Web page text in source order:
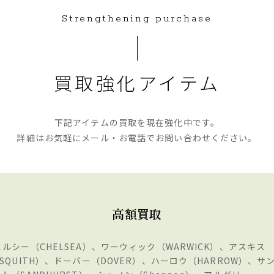
Strengthening purchase
買取強化アイテム
下記アイテムの買取を現在強化中です。
詳細はお気軽にメール・お電話で お問い合わせください。
高額買取
ルシー（CHELSEA）、ワーウィック（WARWICK）、アスキス
）、ドーバー（DOVER）、ハーロウ（HARROW）、サ